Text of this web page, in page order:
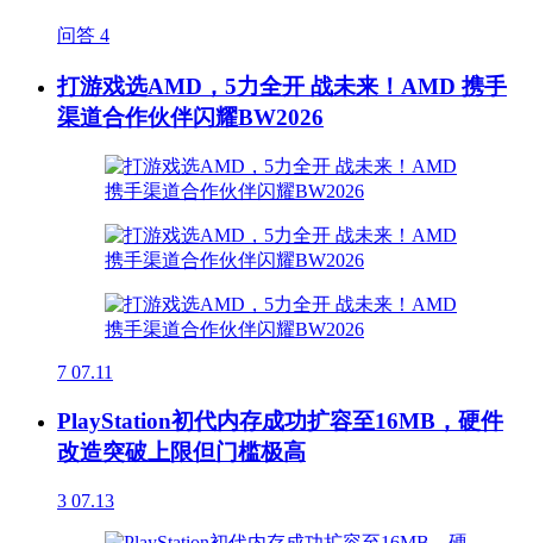
问答 4
打游戏选AMD，5力全开 战未来！AMD 携手
渠道合作伙伴闪耀BW2026
7 07.11
PlayStation初代内存成功扩容至16MB，硬件
改造突破上限但门槛极高
3 07.13